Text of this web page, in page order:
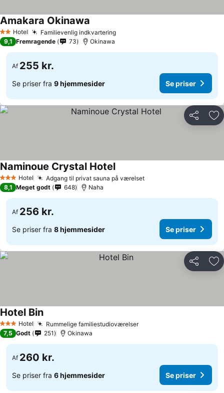
2 Stjerner
Hotel Familievenlig indkvarteringSe priser
Amakara Okinawa
9,1 Fremragende 73 Okinawa
Af 255 kr.
Se priser fra 9 hjemmesider Se priser
Del
3 StjernerHotel Adgang til privat sauna på værelsetSe priser
Naminoue Crystal HotelSe priser
8,1 Meget godt 648 Naha
Af 256 kr.
Se priser fra 8 hjemmesider Se priser
Del
3 StjernerHotel Rummelige familiestudioværelserSe priser
Hotel BinSe priser
7,5 Godt 251 Okinawa
Af 260 kr.
Se priser fra 6 hjemmesider Se priser